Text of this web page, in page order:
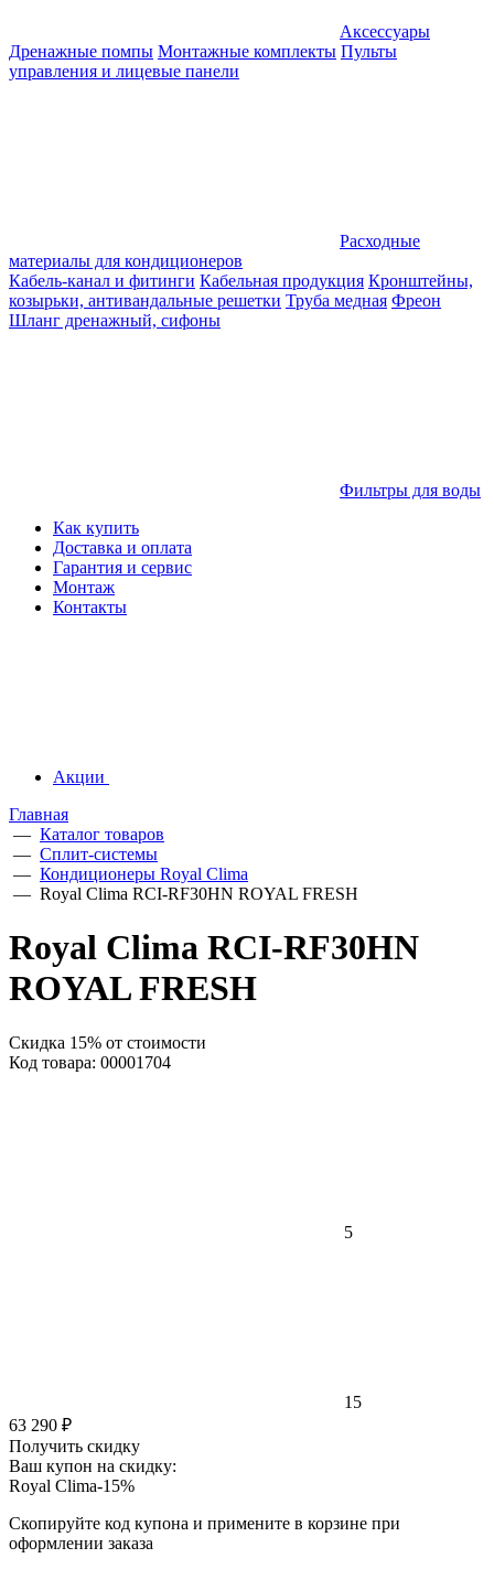
Аксессуары
Дренажные помпы Монтажные комплекты Пульты
управления и лицевые панели
Расходные
материалы для кондиционеров
Кабель-канал и фитинги Кабельная продукция Кронштейны,
козырьки, антивандальные решетки Труба медная Фреон
Шланг дренажный, сифоны
Фильтры для воды
Как купить
Доставка и оплата
Гарантия и сервис
Монтаж
Контакты
Акции
Главная
— Каталог товаров
— Сплит-системы
— Кондиционеры Royal Clima
— Royal Clima RCI-RF30HN ROYAL FRESH
Royal Clima RCI-RF30HN
ROYAL FRESH
Скидка 15% от стоимости
Код товара: 00001704
5
15
63 290 ₽
Получить скидку
Ваш купон на скидку:
Royal Clima-15%
Скопируйте код купона и примените в корзине при
оформлении заказа